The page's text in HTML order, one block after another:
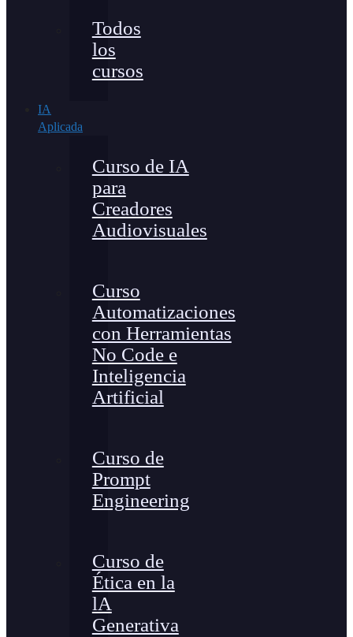
Todos
los
cursos
IA
Aplicada
Curso de IA
para
Creadores
Audiovisuales
Curso
Automatizaciones
con Herramientas
No Code e
Inteligencia
Artificial
Curso de
Prompt
Engineering
Curso de
Ética en la
lA
Generativa